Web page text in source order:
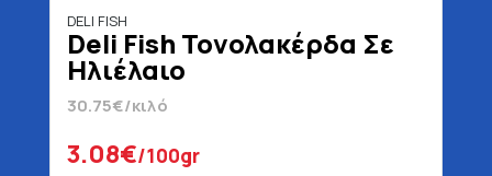
DELI FISH
Deli Fish Τονολακέρδα Σε
Ηλιέλαιο
30.75€/κιλό
3.08€/100gr